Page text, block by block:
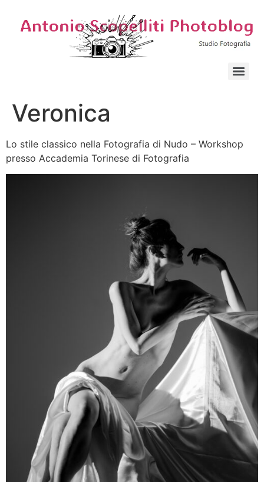
Veronica
Lo stile classico nella Fotografia di Nudo – Workshop
presso Accademia Torinese di Fotografia